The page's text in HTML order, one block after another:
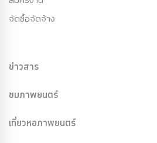
จัดซื้อจัดจ้าง
ข่าวสาร
ชมภาพยนตร์
เที่ยวหอภาพยนตร์